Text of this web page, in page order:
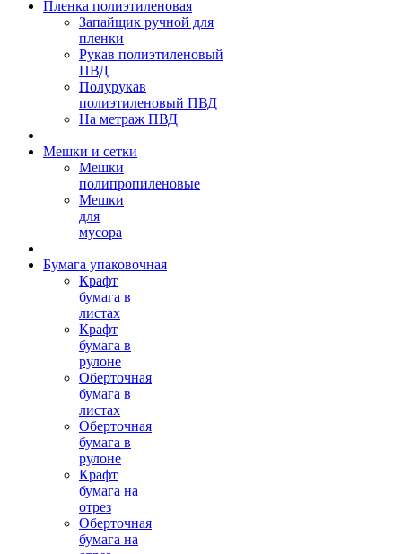
Пленка полиэтиленовая
Запайщик ручной для
пленки
Рукав полиэтиленовый
ПВД
Полурукав
полиэтиленовый ПВД
На метраж ПВД
Мешки и сетки
Мешки
полипропиленовые
Мешки
для
мусора
Бумага упаковочная
Крафт
бумага в
листах
Крафт
бумага в
рулоне
Оберточная
бумага в
листах
Оберточная
бумага в
рулоне
Крафт
бумага на
отрез
Оберточная
бумага на